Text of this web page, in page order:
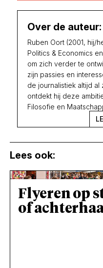
Over de auteur:
Ruben Oort (2001, hij/
Politics & Economics
om zich verder te
zijn passies en
de journalistiek altijd
ontdekt hij deze
Filosofie en
Lees ook:
Flyeren op
of